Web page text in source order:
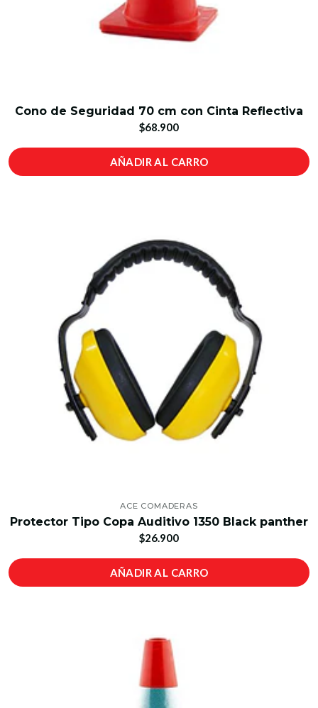
Cono de Seguridad 70 cm con Cinta Reflectiva
$68.900
AÑADIR AL CARRO
ACE COMADERAS
Protector Tipo Copa Auditivo 1350 Black panther
$26.900
AÑADIR AL CARRO